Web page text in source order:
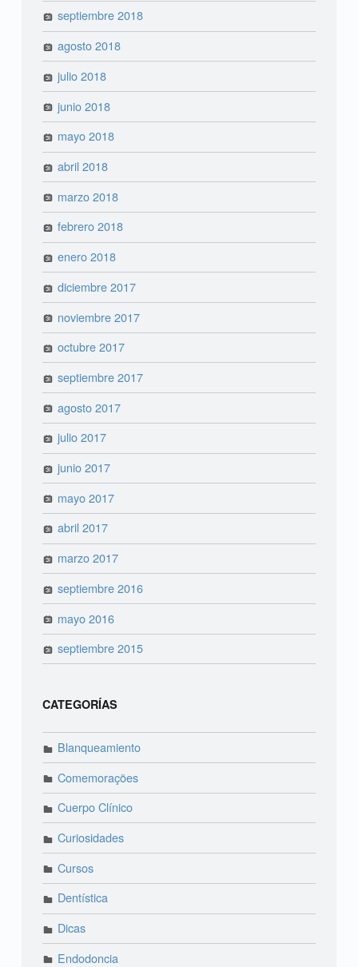
septiembre 2018
agosto 2018
julio 2018
junio 2018
mayo 2018
abril 2018
marzo 2018
febrero 2018
enero 2018
diciembre 2017
noviembre 2017
octubre 2017
septiembre 2017
agosto 2017
julio 2017
junio 2017
mayo 2017
abril 2017
marzo 2017
septiembre 2016
mayo 2016
septiembre 2015
CATEGORÍAS
Blanqueamiento
Comemorações
Cuerpo Clínico
Curiosidades
Cursos
Dentística
Dicas
Endodoncia